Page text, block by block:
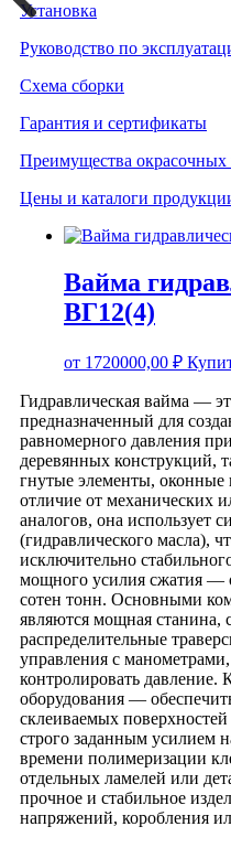
Установка
Руководство по
Схема сборки
Гарантия и сертификаты
Преимущества
Цены и каталоги
Вайма
ВГ12(4)
от 1720000,00 ₽
Гидравлическая вайма —
предназначенный для
равномерного давления
деревянных конструкций,
гнутые элементы,
отличие от механических
аналогов, она использует
(гидравлического масла),
исключительно
мощного усилия сжатия —
сотен тонн. Основными
являются мощная станина,
распределительные
управления с
контролировать давление.
оборудования —
склеиваемых
строго заданным усилием
времени полимеризации
отдельных ламелей или
прочное и стабильное
напряжений, коробления